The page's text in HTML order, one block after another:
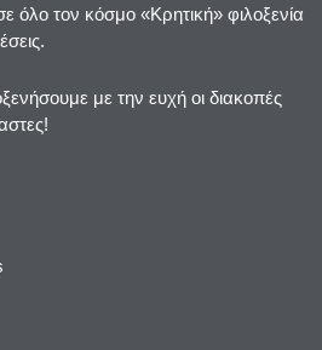
τον κόσμο «Κρητική» φιλοξενία
με την ευχή οι διακοπές